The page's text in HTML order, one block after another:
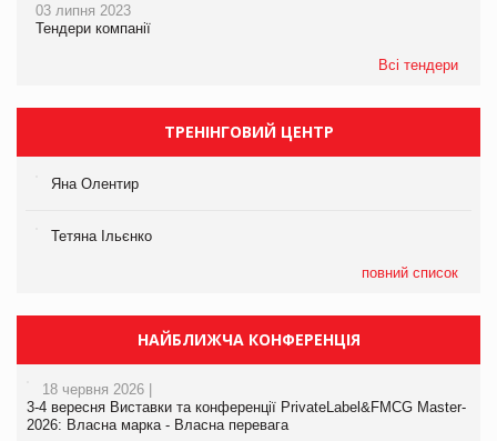
03 липня 2023
Тендери компанії
Всі тендери
ТРЕНІНГОВИЙ ЦЕНТР
Яна Олентир
Тетяна Ільєнко
повний список
НАЙБЛИЖЧА КОНФЕРЕНЦІЯ
18 червня 2026 |
3-4 вересня Виставки та конференції PrivateLabel&FMCG Master-
2026: Власна марка - Власна перевага